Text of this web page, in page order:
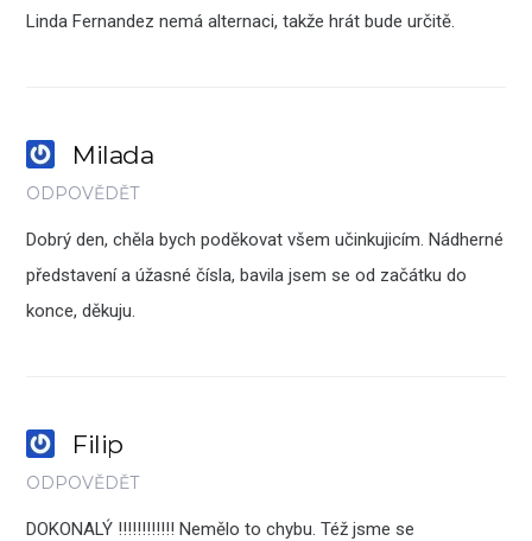
Linda Fernandez nemá alternaci, takže hrát bude určitě.
Milada
ODPOVĚDĚT
Dobrý den, chěla bych poděkovat všem učinkujicím. Nádherné
představení a úžasné čísla, bavila jsem se od začátku do
konce, děkuju.
Filip
ODPOVĚDĚT
DOKONALÝ !!!!!!!!!!!! Nemělo to chybu. Též jsme se